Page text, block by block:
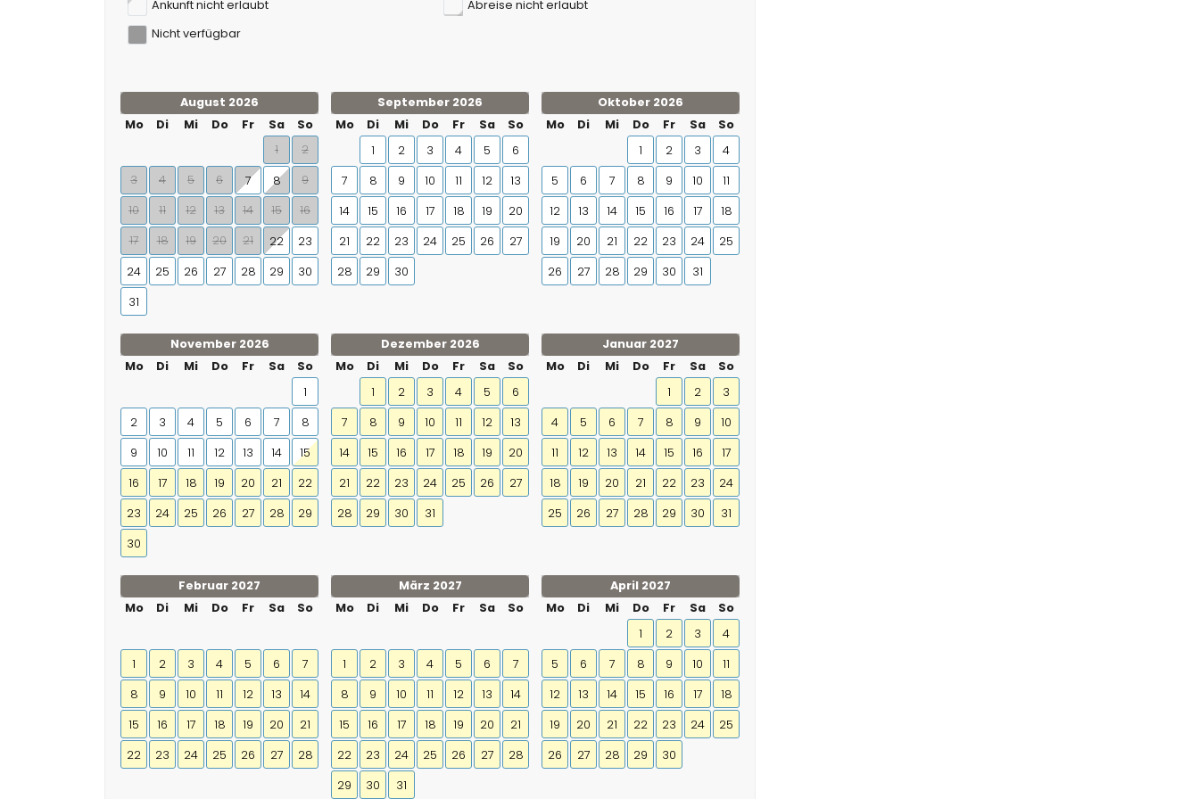
Ankunft nicht erlaubt
Abreise nicht erlaubt
Nicht verfügbar
August 2026
Mo
Di Mi Do Fr Sa
So
1
2
3
4 5 6 7 8
9
10
11 12 13 14 15
16
17
18 19 20 21 22
23
24
25 26 27 28 29
30
31
September 2026
Mo
Di Mi Do Fr Sa
So
1
2 3 4 5
6
7
8 9 10 11 12
13
14
15 16 17 18 19
20
21
22 23 24 25 26
27
28
29 30
Oktober 2026
Mo
Di Mi Do Fr Sa
So
1
2 3
4
5
6 7 8 9 10
11
12
13 14 15 16 17
18
19
20 21 22 23 24
25
26
27 28 29 30 31
November 2026
Mo
Di Mi Do Fr Sa
So
1
2
3 4 5 6 7
8
9
10 11 12 13 14
15
16
17 18 19 20 21
22
23
24 25 26 27 28
29
30
Dezember 2026
Mo
Di Mi Do Fr Sa
So
1
2 3 4 5
6
7
8 9 10 11 12
13
14
15 16 17 18 19
20
21
22 23 24 25 26
27
28
29 30 31
Januar 2027
Mo
Di Mi Do Fr Sa
So
1
2
3
4
5 6 7 8 9
10
11
12 13 14 15 16
17
18
19 20 21 22 23
24
25
26 27 28 29 30 31
Februar 2027
Mo
Di Mi Do Fr Sa So
1 2 3 4 5 6
7
8
9 10 11 12 13
14
15
16 17 18 19 20
21
22
23 24 25 26 27 28
März 2027
Mo
Di Mi Do Fr Sa So
1 2 3 4 5 6
7
8
9 10 11 12 13
14
15
16 17 18 19 20
21
22
23 24 25 26 27
28
29
30 31
April 2027
Mo
Di Mi Do Fr Sa
So
1
2 3
4
5
6 7 8 9 10
11
12
13 14 15 16 17
18
19
20 21 22 23 24
25
26
27 28 29 30